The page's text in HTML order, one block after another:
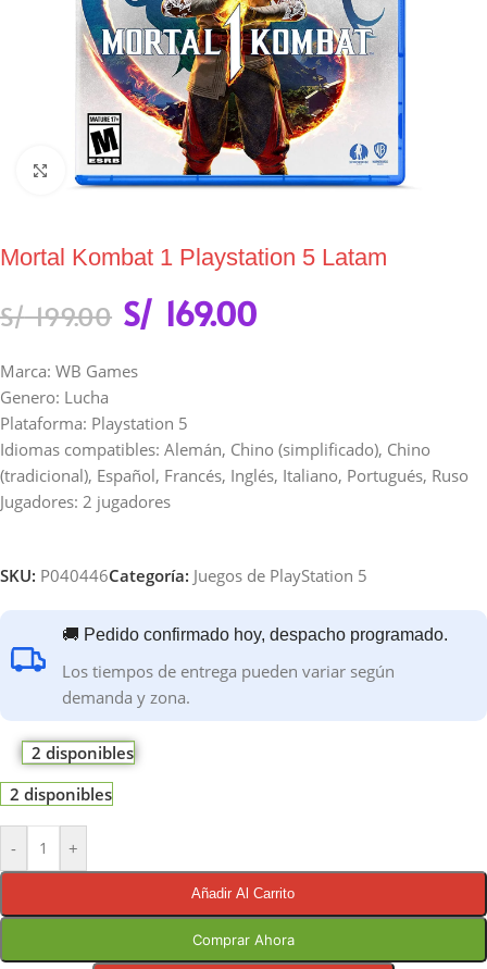
Click to enlarge
Mortal Kombat 1 Playstation 5 Latam
S/199.00 S/ 169.00
Marca: WB Games
Genero: Lucha
Plataforma: Playstation 5
Idiomas compatibles: Alemán, Chino (simplificado), Chino
(tradicional), Español, Francés, Inglés, Italiano, Portugués, Ruso
Jugadores: 2 jugadores
SKU: P040446Categoría: Juegos de PlayStation 5
🚚 Pedido confirmado hoy, despacho programado.
Los tiempos de entrega pueden variar según
demanda y zona.
2 disponibles
2 disponibles
- +
Añadir Al Carrito
Comprar Ahora